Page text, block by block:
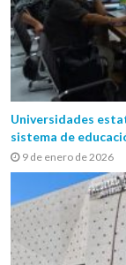
Universidades
sistema de
9 de enero de 2026